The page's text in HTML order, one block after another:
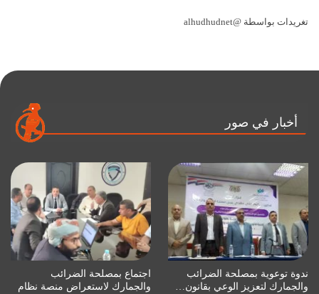
تغريدات بواسطة @alhudhudnet
أخبار في صور
ندوة توعوية بمصلحة الضرائب
والجمارك لتعزيز الوعي بقانون…
اجتماع بمصلحة الضرائب
والجمارك لاستعراض منصة نظام